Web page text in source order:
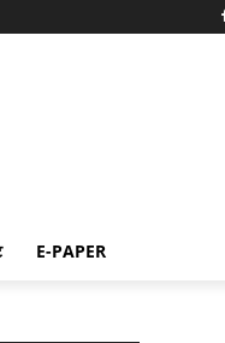
E-PAPER